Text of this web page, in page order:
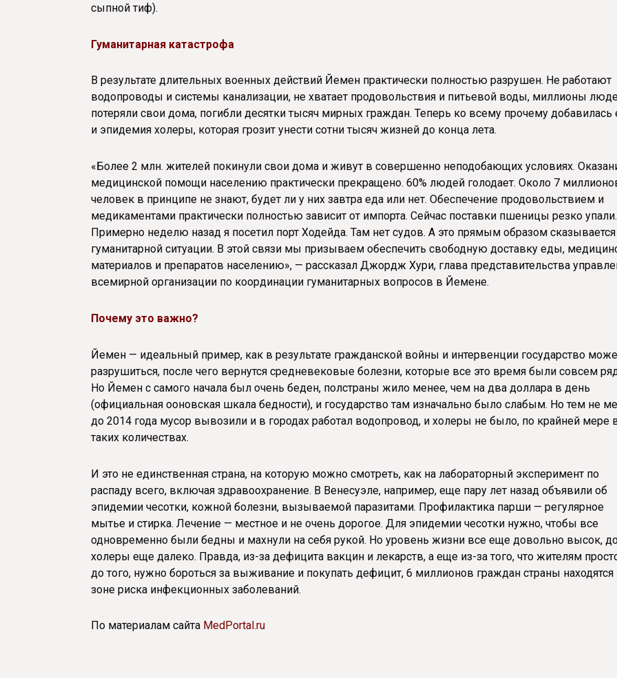
сыпной тиф).
Гуманитарная катастрофа
В результате длительных военных действий Йемен практически полностью разрушен. Не работают
водопроводы и системы канализации, не хватает продовольствия и питьевой воды, миллионы
потеряли свои дома, погибли десятки тысяч мирных граждан. Теперь ко всему прочему
и эпидемия холеры, которая грозит унести сотни тысяч жизней до конца лета.
«Более 2 млн. жителей покинули свои дома и живут в совершенно неподобающих условиях.
медицинской помощи населению практически прекращено. 60% людей голодает. Около 7
человек в принципе не знают, будет ли у них завтра еда или нет. Обеспечение продовольствием и
медикаментами практически полностью зависит от импорта. Сейчас поставки пшеницы резко упали.
Примерно неделю назад я посетил порт Ходейда. Там нет судов. А это прямым образом
гуманитарной ситуации. В этой связи мы призываем обеспечить свободную доставку еды,
материалов и препаратов населению», — рассказал Джордж Хури, глава представительства
всемирной организации по координации гуманитарных вопросов в Йемене.
Почему это важно?
Йемен — идеальный пример, как в результате гражданской войны и интервенции государство
разрушиться, после чего вернутся средневековые болезни, которые все это время были совсем
Но Йемен с самого начала был очень беден, полстраны жило менее, чем на два доллара в день
(официальная ооновская шкала бедности), и государство там изначально было слабым. Но тем не
до 2014 года мусор вывозили и в городах работал водопровод, и холеры не было, по крайней мере
таких количествах.
И это не единственная страна, на которую можно смотреть, как на лабораторный эксперимент по
распаду всего, включая здравоохранение. В Венесуэле, например, еще пару лет назад объявили об
эпидемии чесотки, кожной болезни, вызываемой паразитами. Профилактика парши — регулярное
мытье и стирка. Лечение — местное и не очень дорогое. Для эпидемии чесотки нужно, чтобы все
одновременно были бедны и махнули на себя рукой. Но уровень жизни все еще довольно высок,
холеры еще далеко. Правда, из-за дефицита вакцин и лекарств, а еще из-за того, что жителям
до того, нужно бороться за выживание и покупать дефицит, 6 миллионов граждан страны находятся
зоне риска инфекционных заболеваний.
По материалам сайта MedPortal.ru